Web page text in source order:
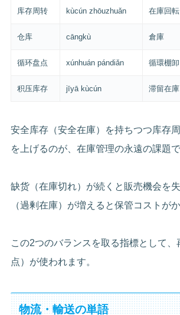
库存周转 kùcún zhōuzhuǎn 在庫回転
仓库 cāngkù 倉庫
循环盘点 xúnhuán pándiǎn 循環棚卸
积压库存 jīyā kùcún 滞留在
安全库存（安全在庫）を持ちつつ库存
を上げるのが、在庫管理の永遠の課題で
缺货（在庫切れ）が続くと販売機会を
（過剰在庫）が増えると保管コストが
この2つのバランスを取る指標として、
点）が使われます。
物流・輸送の単語